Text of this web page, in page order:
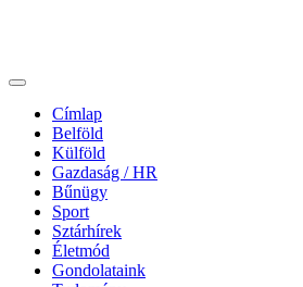
Címlap
Belföld
Külföld
Gazdaság / HR
Bűnügy
Sport
Sztárhírek
Életmód
Gondolataink